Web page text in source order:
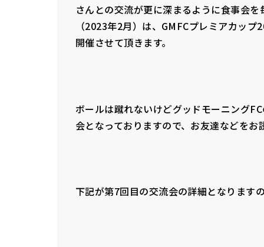
さんとの交流が更に深まるように食事会
（2023年2月）は、GMFCプレミアカッ
開催させて頂きます。
ボールは蹴れないけどグッドモーニング
会となっておりますので、お友達などを
下記が第7回目の交流会の詳細となります